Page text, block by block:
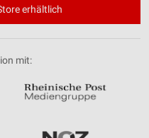
erhältlich
mit: